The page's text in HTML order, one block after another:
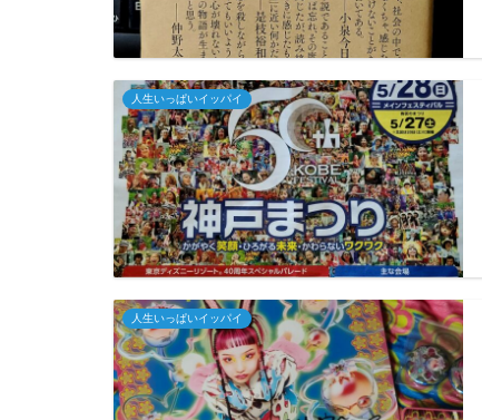
人生いっぱいイッパイ
人生いっぱいイッパイ